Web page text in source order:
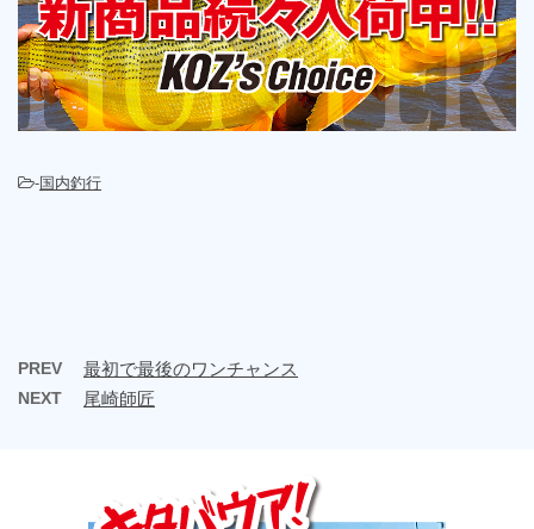
-国内釣行
PREV 最初で最後のワンチャンス
NEXT 尾崎師匠